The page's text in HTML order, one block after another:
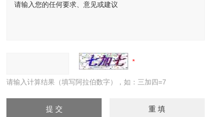
请输入计算结果（填写阿拉伯数字），如：三加四=7